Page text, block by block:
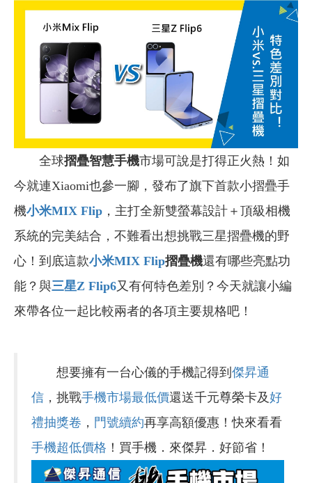
全球摺疊智慧手機市場可說是打得正火熱！如
今就連Xiaomi也參一腳，發布了旗下首款小摺疊手
機小米MIX Flip ，主打全新雙螢幕設計＋頂級相機
系統的完美結合，不難看出想挑戰三星摺疊機的野
心！到底這款小米MIX Flip摺疊機還有哪些亮點功
能？與三星Z Flip6又有何特色差別？今天就讓小編
來帶各位一起比較兩者的各項主要規格吧！
想要擁有一台心儀的手機記得到 傑昇通
信 ，挑戰手機市場最低價還送千元尊榮卡及好
禮抽獎卷 ， 門號續約再享高額優惠！快來看看
手機超低價格 ！買手機．來傑昇．好節省！